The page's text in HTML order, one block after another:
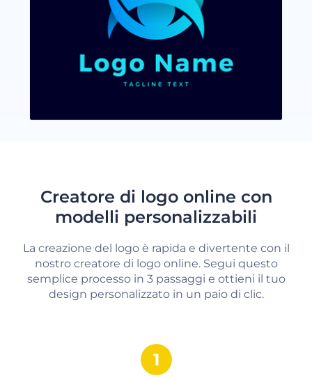
Creatore di logo online con
modelli personalizzabili
La creazione del logo è rapida e divertente con il
nostro creatore di logo online. Segui questo
semplice processo in 3 passaggi e ottieni il tuo
design personalizzato in un paio di clic.